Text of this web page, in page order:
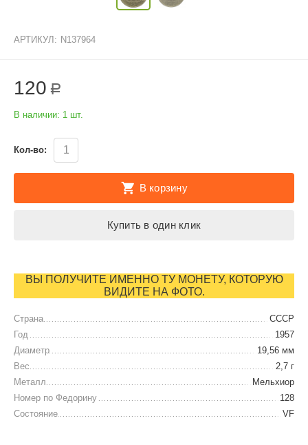
АРТИКУЛ: N137964
120 Р
В наличии: 1 шт.
Кол-во:
В корзину
Купить в один клик
ВЫ ПОЛУЧИТЕ ИМЕННО ТУ МОНЕТУ, КОТОРУЮ
ВИДИТЕ НА ФОТО.
Страна
СССР
Год
1957
Диаметр
19,56 мм
Вес
2,7 г
Металл
Мельхиор
Номер по Федорину
128
Состояние
VF